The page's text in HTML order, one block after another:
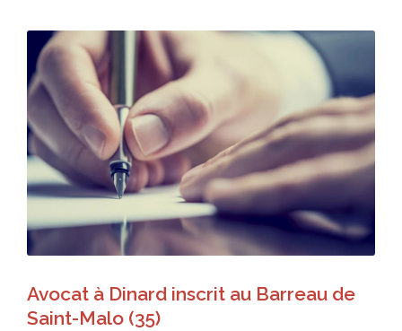
Avocat à Dinard inscrit au Barreau de
Saint-Malo (35)